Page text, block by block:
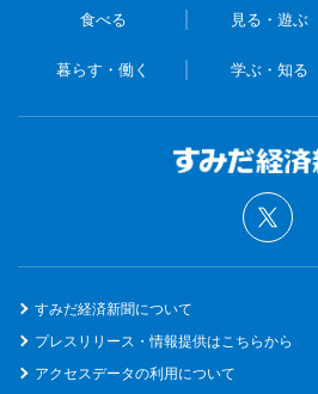
食べる 見る・遊ぶ
暮らす・働く 学ぶ・知る
すみだ経済新聞について
プレスリリース・情報提供はこちらから
アクセスデータの利用について